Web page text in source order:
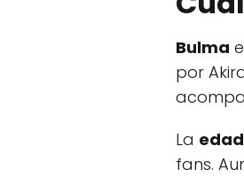
Bulma
por
La
fans.